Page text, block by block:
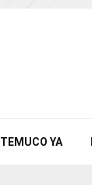
TEMUCO YA